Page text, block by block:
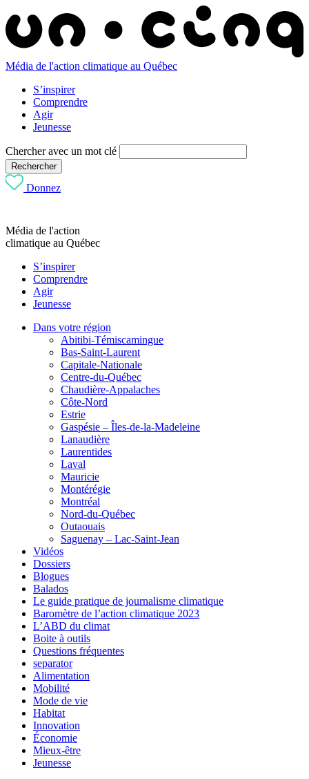
Média de l'action climatique au Québec
S’inspirer
Comprendre
Agir
Jeunesse
Chercher avec un mot clé
Rechercher
Donnez
Média de l'action
climatique au Québec
S’inspirer
Comprendre
Agir
Jeunesse
Dans votre région
Abitibi-Témiscamingue
Bas-Saint-Laurent
Capitale-Nationale
Centre-du-Québec
Chaudière-Appalaches
Côte-Nord
Estrie
Gaspésie – Îles-de-la-Madeleine
Lanaudière
Laurentides
Laval
Mauricie
Montérégie
Montréal
Nord-du-Québec
Outaouais
Saguenay – Lac-Saint-Jean
Vidéos
Dossiers
Blogues
Balados
Le guide pratique de journalisme climatique
Baromètre de l’action climatique 2023
L’ABD du climat
Boite à outils
Questions fréquentes
separator
Alimentation
Mobilité
Mode de vie
Habitat
Innovation
Économie
Mieux-être
Jeunesse